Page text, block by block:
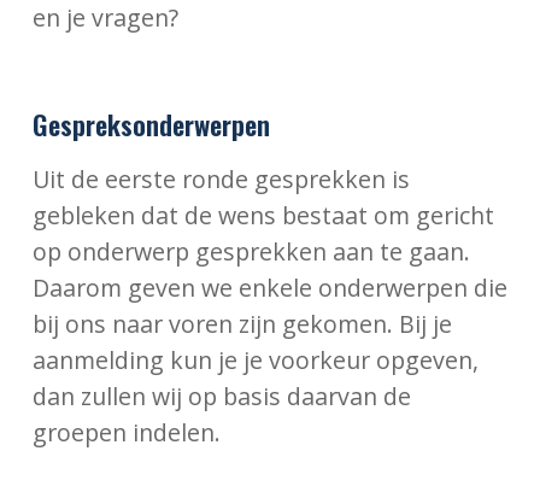
en je vragen?
Gespreksonderwerpen
Uit de eerste ronde gesprekken is
gebleken dat de wens bestaat om gericht
op onderwerp gesprekken aan te gaan.
Daarom geven we enkele onderwerpen die
bij ons naar voren zijn gekomen. Bij je
aanmelding kun je je voorkeur opgeven,
dan zullen wij op basis daarvan de
groepen indelen.